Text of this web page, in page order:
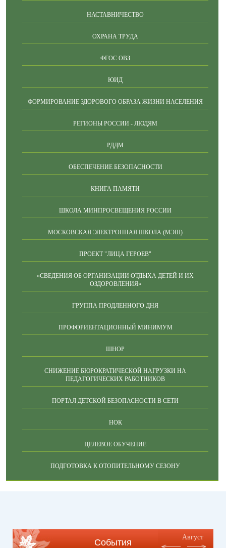
НАСТАВНИЧЕСТВО
ОХРАНА ТРУДА
ФГОС ОВЗ
ЮИД
ФОРМИРОВАНИЕ ЗДОРОВОГО ОБРАЗА ЖИЗНИ НАСЕЛЕНИЯ
РЕГИОНЫ РОССИИ - ЛЮДЯМ
РДДМ
ОБЕСПЕЧЕНИЕ БЕЗОПАСНОСТИ
КНИГА ПАМЯТИ
ШКОЛА МИНПРОСВЕЩЕНИЯ РОССИИ
МОСКОВСКАЯ ЭЛЕКТРОННАЯ ШКОЛА (МЭШ)
ПРОЕКТ "ЛИЦА ГЕРОЕВ"
«СВЕДЕНИЯ ОБ ОРГАНИЗАЦИИ ОТДЫХА ДЕТЕЙ И ИХ
ОЗДОРОВЛЕНИЯ»
ГРУППА ПРОДЛЕННОГО ДНЯ
ПРОФОРИЕНТАЦИОННЫЙ МИНИМУМ
ШНОР
СНИЖЕНИЕ БЮРОКРАТИЧЕСКОЙ НАГРУЗКИ НА
ПЕДАГОГИЧЕСКИХ РАБОТНИКОВ
ПОРТАЛ ДЕТСКОЙ БЕЗОПАСНОСТИ В СЕТИ
НОК
ЦЕЛЕВОЕ ОБУЧЕНИЕ
ПОДГОТОВКА К ОТОПИТЕЛЬНОМУ СЕЗОНУ
События
Август